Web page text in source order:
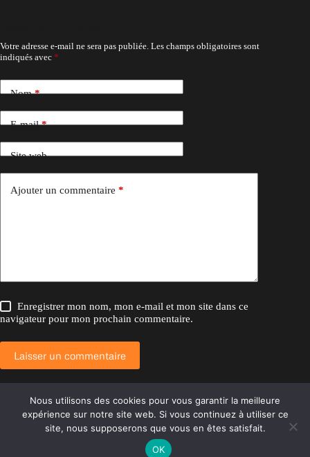
Votre adresse e-mail ne sera pas publiée. Les champs obligatoires sont
indiqués avec *
Nom*
E-mail*
Site web
Ajouter un commentaire *
Enregistrer mon nom, mon e-mail et mon site dans ce
navigateur pour mon prochain commentaire.
Laisser un commentaire
Copyright © 2026 Ca va être génial
Nous utilisons des cookies pour vous garantir la meilleure
expérience sur notre site web. Si vous continuez à utiliser ce
site, nous supposerons que vous en êtes satisfait.
OK